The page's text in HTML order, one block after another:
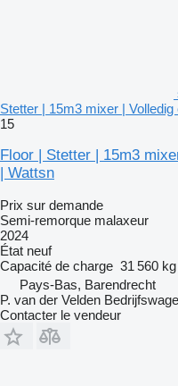
Stetter | 15m3 mixer |
15
Floor | Stetter | 15m3
| Wattsn
Prix sur demande
Semi-remorque malaxeur
2024
État neuf
Capacité de charge 31 560 kg
Pays-Bas, Barendrecht
P. van der Velden
Contacter le vendeur